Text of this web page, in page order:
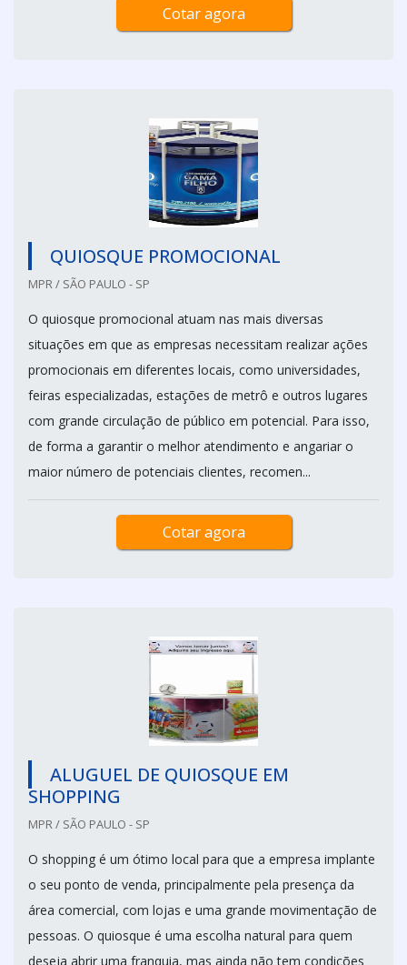
Cotar agora
QUIOSQUE PROMOCIONAL
MPR / SÃO PAULO - SP
O quiosque promocional atuam nas mais diversas
situações em que as empresas necessitam realizar ações
promocionais em diferentes locais, como universidades,
feiras especializadas, estações de metrô e outros lugares
com grande circulação de público em potencial. Para isso,
de forma a garantir o melhor atendimento e angariar o
maior número de potenciais clientes, recomen...
Cotar agora
ALUGUEL DE QUIOSQUE EM
SHOPPING
MPR / SÃO PAULO - SP
O shopping é um ótimo local para que a empresa implante
o seu ponto de venda, principalmente pela presença da
área comercial, com lojas e uma grande movimentação de
pessoas. O quiosque é uma escolha natural para quem
deseja abrir uma franquia, mas ainda não tem condições